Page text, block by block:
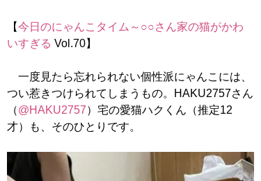
【今日のにゃんこタイム～○○さん家の猫がかわ
いすぎる Vol.70】
一度見たら忘れられない個性派にゃんこには、
つい惹きつけられてしまうもの。HAKU2757さん
（@HAKU2757）宅の愛猫ハクくん（推定12
才）も、そのひとりです。